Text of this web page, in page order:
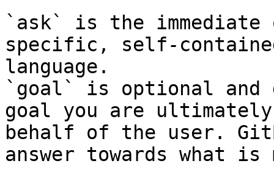
`ask` is the
specific, self-
language.
`goal` is optional and
goal you are
behalf of the user.
answer towards what